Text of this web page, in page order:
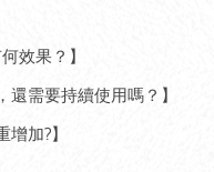
效果？】
還需要持續使用嗎？】
加?】